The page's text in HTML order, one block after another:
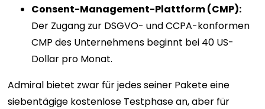
Consent-Management-Plattform (CMP):
Der Zugang zur DSGVO- und CCPA-konformen
CMP des Unternehmens beginnt bei 40 US-
Dollar pro Monat.
Admiral bietet zwar für jedes seiner Pakete eine
siebentägige kostenlose Testphase an, aber für